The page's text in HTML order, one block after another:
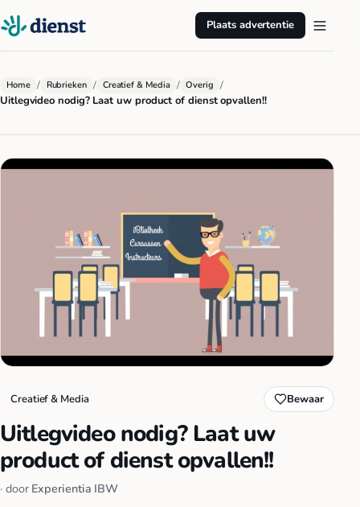
Plaats advertentie
Home / Rubrieken / Creatief & Media / Overig /
Uitlegvideo nodig? Laat uw product of dienst opvallen!!
Creatief & Media Bewaar
Uitlegvideo nodig? Laat uw
product of dienst opvallen!!
· door Experientia IBW